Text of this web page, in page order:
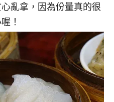
亂拿，因為份量真的很
！